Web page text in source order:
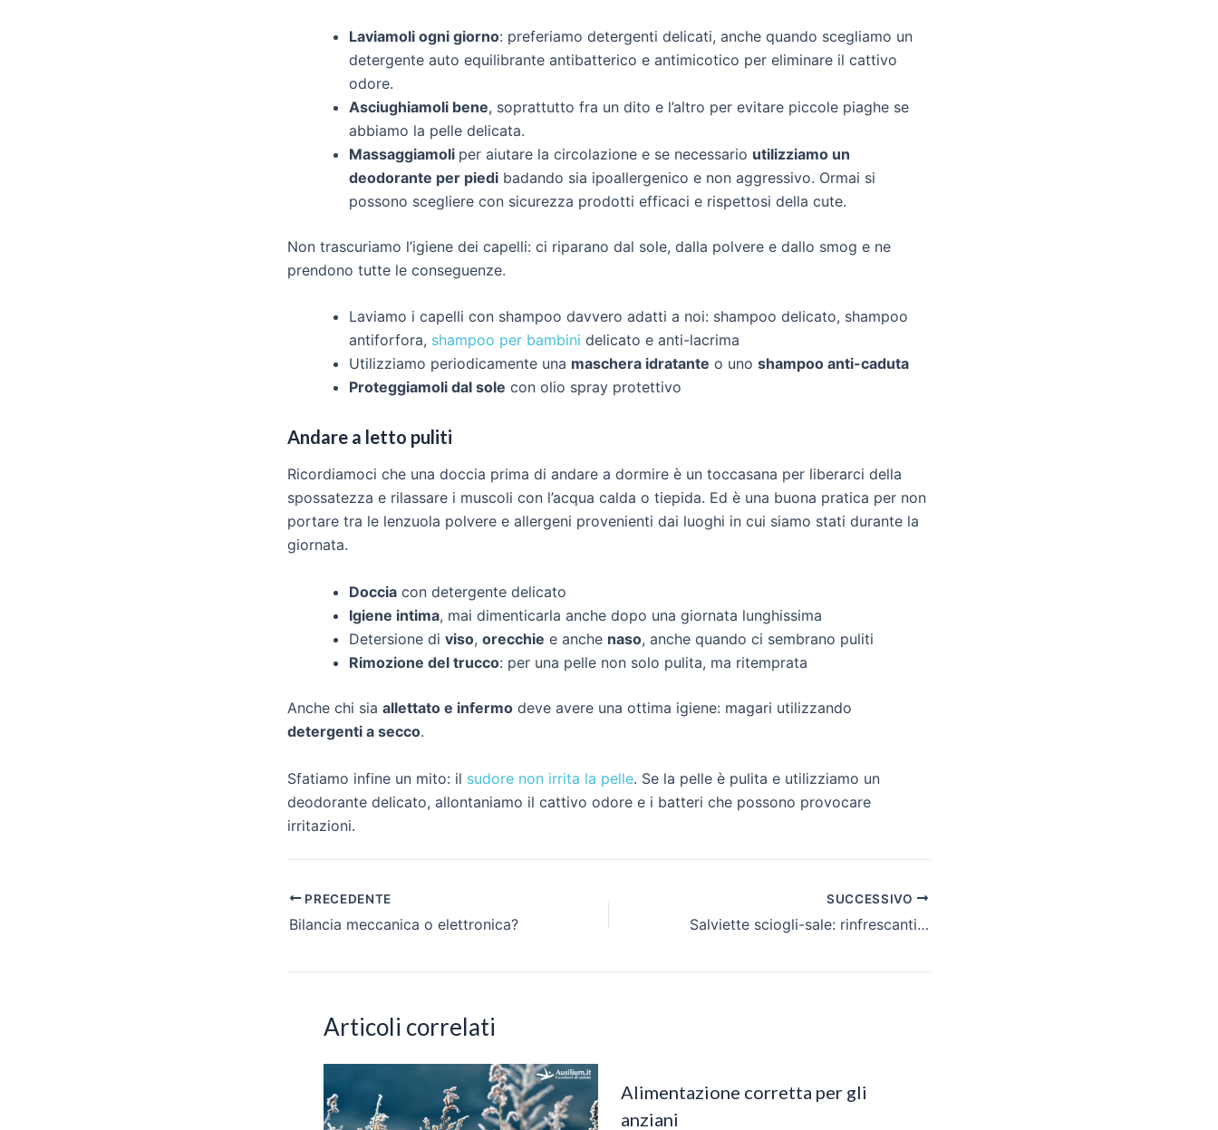
Laviamoli ogni giorno: preferiamo detergenti delicati, anche quando scegliamo un
detergente auto equilibrante antibatterico e antimicotico per eliminare il cattivo
odore.
Asciughiamoli bene, soprattutto fra un dito e l’altro per evitare piccole piaghe se
abbiamo la pelle delicata.
Massaggiamoli per aiutare la circolazione e se necessario utilizziamo un
deodorante per piedi badando sia ipoallergenico e non aggressivo. Ormai si
possono scegliere con sicurezza prodotti efficaci e rispettosi della cute.
Non trascuriamo l’igiene dei capelli: ci riparano dal sole, dalla polvere e dallo smog e ne
prendono tutte le conseguenze.
Laviamo i capelli con shampoo davvero adatti a noi: shampoo delicato, shampoo
antiforfora, shampoo per bambini delicato e anti-lacrima
Utilizziamo periodicamente una maschera idratante o uno shampoo anti-caduta
Proteggiamoli dal sole con olio spray protettivo
Andare a letto puliti
Ricordiamoci che una doccia prima di andare a dormire è un toccasana per liberarci della
spossatezza e rilassare i muscoli con l’acqua calda o tiepida. Ed è una buona pratica per non
portare tra le lenzuola polvere e allergeni provenienti dai luoghi in cui siamo stati durante la
giornata.
Doccia con detergente delicato
Igiene intima, mai dimenticarla anche dopo una giornata lunghissima
Detersione di viso, orecchie e anche naso, anche quando ci sembrano puliti
Rimozione del trucco: per una pelle non solo pulita, ma ritemprata
Anche chi sia allettato e infermo deve avere una ottima igiene: magari utilizzando
detergenti a secco.
Sfatiamo infine un mito: il sudore non irrita la pelle. Se la pelle è pulita e utilizziamo un
deodorante delicato, allontaniamo il cattivo odore e i batteri che possono provocare
irritazioni.
Navigazione
articoli
PRECEDENTE
Bilancia meccanica o elettronica?
SUCCESSIVO
Salviette sciogli-sale: rinfrescanti e riequilibranti
Articoli correlati
Alimentazione corretta per gli
anziani